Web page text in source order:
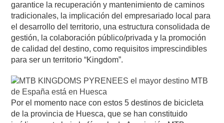
garantice la recuperación y mantenimiento de caminos
tradicionales, la implicación del empresariado local para
el desarrollo del territorio, una estructura consolidada de
gestión, la colaboración público/privada y la promoción
de calidad del destino, como requisitos imprescindibles
para ser un territorio “Kingdom”.
Por el momento nace con estos 5 destinos de bicicleta
de la provincia de Huesca, que se han constituido